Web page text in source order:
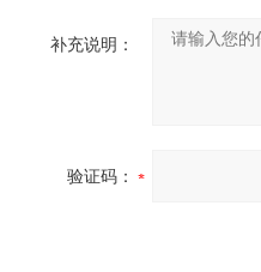
补充说明：
验证码：